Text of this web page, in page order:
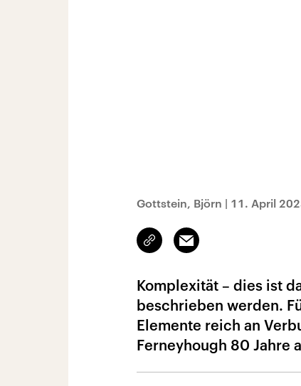
Gottstein, Björn | 11. April
Link
kopieren/teilen
Email
Komplexität – dies ist
beschrieben werden.
Elemente reich an
Ferneyhough 80 Jahre